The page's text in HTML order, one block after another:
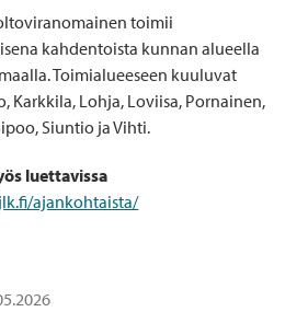
toimii
kahdentoista kunnan alueella
Toimialueeseen kuuluvat
Karkkila, Lohja, Loviisa, Pornainen,
Siuntio ja Vihti.
luettavissa
ajankohtaista/